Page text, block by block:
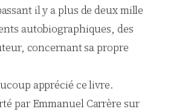
il y a plus de deux mille
autobiographiques, des
concernant sa propre
apprécié ce livre.
par Emmanuel Carrère sur